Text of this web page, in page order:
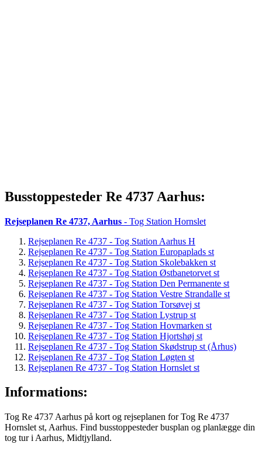
Busstoppesteder Re 4737 Aarhus:
Rejseplanen Re 4737, Aarhus - Tog Station Hornslet
Rejseplanen Re 4737 - Tog Station Aarhus H
Rejseplanen Re 4737 - Tog Station Europaplads st
Rejseplanen Re 4737 - Tog Station Skolebakken st
Rejseplanen Re 4737 - Tog Station Østbanetorvet st
Rejseplanen Re 4737 - Tog Station Den Permanente st
Rejseplanen Re 4737 - Tog Station Vestre Strandalle st
Rejseplanen Re 4737 - Tog Station Torsøvej st
Rejseplanen Re 4737 - Tog Station Lystrup st
Rejseplanen Re 4737 - Tog Station Hovmarken st
Rejseplanen Re 4737 - Tog Station Hjortshøj st
Rejseplanen Re 4737 - Tog Station Skødstrup st (Århus)
Rejseplanen Re 4737 - Tog Station Løgten st
Rejseplanen Re 4737 - Tog Station Hornslet st
Informations:
Tog Re 4737 Aarhus på kort og rejseplanen for Tog Re 4737
Hornslet st, Aarhus. Find busstoppesteder busplan og planlægge din
tog tur i Aarhus, Midtjylland.